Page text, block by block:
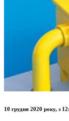
10 грудня 2020 року, з